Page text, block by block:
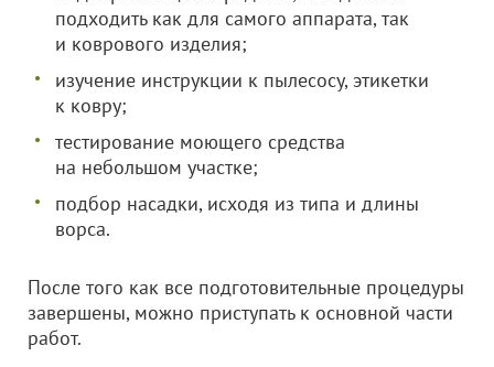
подходить как для самого аппарата, так
и коврового изделия;
изучение инструкции к пылесосу, этикетки
к ковру;
тестирование моющего средства
на небольшом участке;
подбор насадки, исходя из типа и длины
ворса.
После того как все подготовительные процедуры
завершены, можно приступать к основной части
работ.